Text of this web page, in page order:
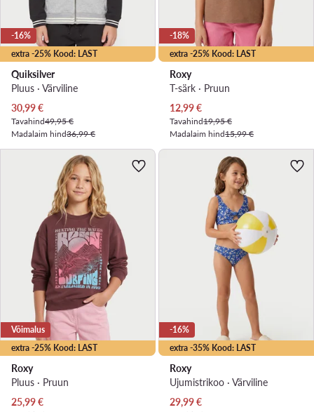
extra -25% Kood: LAST
-16%
Quiksilver
Pluus · Värviline
Praegune hind
30,99€
Tavahind49,95 €
Madalaim hind36,99 €
extra -25% Kood: LAST
-18%
Roxy
T-särk · Pruun
Praegune hind
12,99€
Tavahind19,95 €
Madalaim hind15,99 €
extra -25% Kood: LAST
Võimalus
Roxy
Pluus · Pruun
Praegune hind
25,99€
extra -35% Kood: LAST
-16%
Roxy
Ujumistrikoo · Värviline
Praegune hind
29,99€